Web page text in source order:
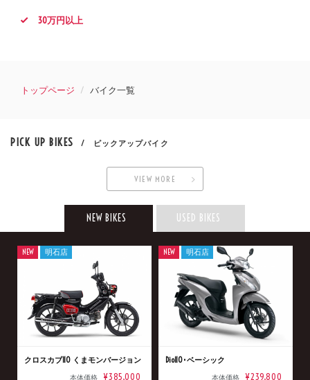
30万円以上
トップページ バイク一覧
PICK UP BIKES / ピックアップバイク
VIEW MORE
NEW BIKES USED BIKES
クロスカブ110 くまモンバージョン
本体価格 ¥385,000
NEW 明石店
Dio110･ベーシック
本体価格 ¥239,800
NEW 明石店